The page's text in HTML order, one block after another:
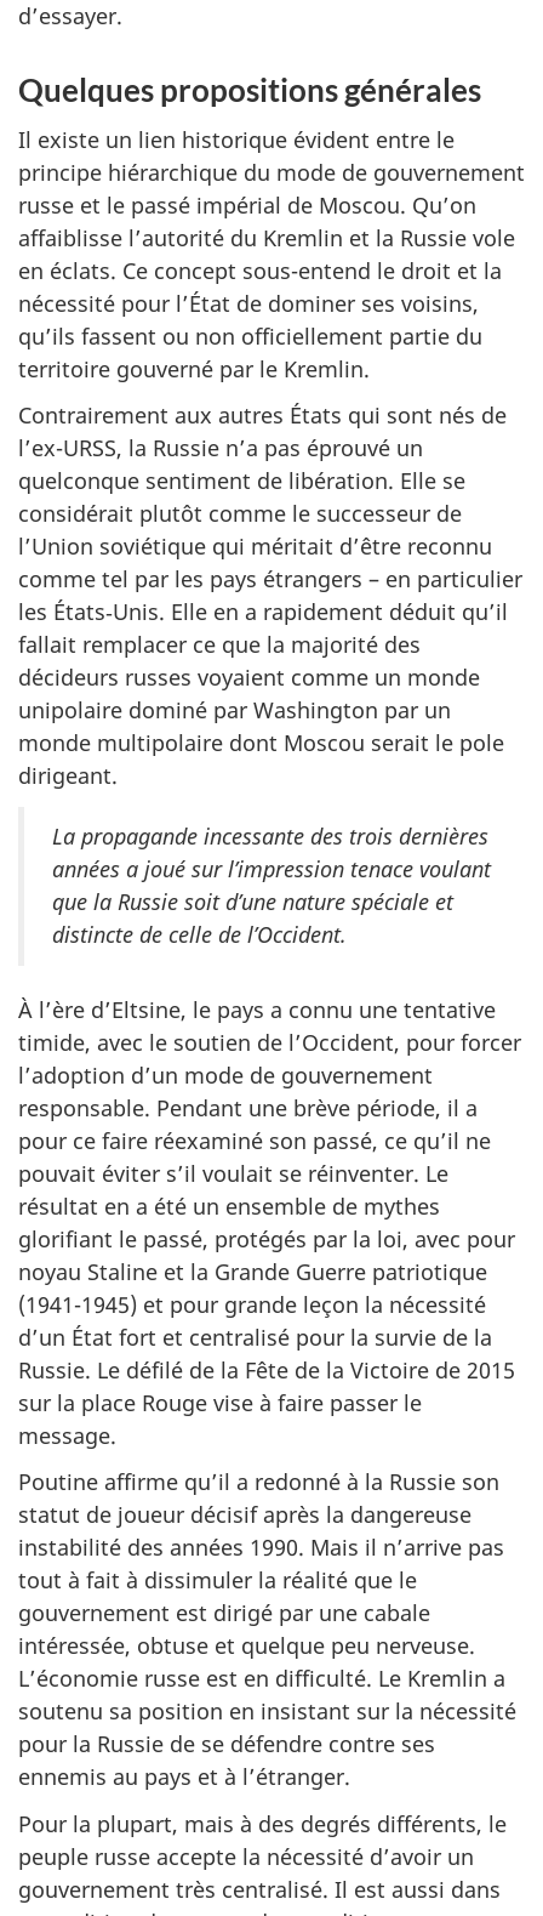
d’essayer.
Quelques propositions générales
Il existe un lien historique évident entre le
principe hiérarchique du mode de gouvernement
russe et le passé impérial de Moscou. Qu’on
affaiblisse l’autorité du Kremlin et la Russie vole
en éclats. Ce concept sous-entend le droit et la
nécessité pour l’État de dominer ses voisins,
qu’ils fassent ou non officiellement partie du
territoire gouverné par le Kremlin.
Contrairement aux autres États qui sont nés de
l’ex-URSS, la Russie n’a pas éprouvé un
quelconque sentiment de libération. Elle se
considérait plutôt comme le successeur de
l’Union soviétique qui méritait d’être reconnu
comme tel par les pays étrangers – en particulier
les États‑Unis. Elle en a rapidement déduit qu’il
fallait remplacer ce que la majorité des
décideurs russes voyaient comme un monde
unipolaire dominé par Washington par un
monde multipolaire dont Moscou serait le pole
dirigeant.
La propagande incessante des trois dernières
années a joué sur l’impression tenace voulant
que la Russie soit d’une nature spéciale et
distincte de celle de l’Occident.
À l’ère d’Eltsine, le pays a connu une tentative
timide, avec le soutien de l’Occident, pour forcer
l’adoption d’un mode de gouvernement
responsable. Pendant une brève période, il a
pour ce faire réexaminé son passé, ce qu’il ne
pouvait éviter s’il voulait se réinventer. Le
résultat en a été un ensemble de mythes
glorifiant le passé, protégés par la loi, avec pour
noyau Staline et la Grande Guerre patriotique
(1941-1945) et pour grande leçon la nécessité
d’un État fort et centralisé pour la survie de la
Russie. Le défilé de la Fête de la Victoire de 2015
sur la place Rouge vise à faire passer le
message.
Poutine affirme qu’il a redonné à la Russie son
statut de joueur décisif après la dangereuse
instabilité des années 1990. Mais il n’arrive pas
tout à fait à dissimuler la réalité que le
gouvernement est dirigé par une cabale
intéressée, obtuse et quelque peu nerveuse.
L’économie russe est en difficulté. Le Kremlin a
soutenu sa position en insistant sur la nécessité
pour la Russie de se défendre contre ses
ennemis au pays et à l’étranger.
Pour la plupart, mais à des degrés différents, le
peuple russe accepte la nécessité d’avoir un
gouvernement très centralisé. Il est aussi dans